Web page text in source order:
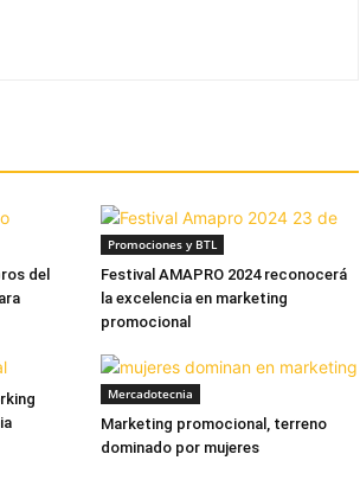
del
Promociones y BTL
Festival AMAPRO 2024 reconocerá
la excelencia en marketing
promocional
Mercadotecnia
Marketing promocional, terreno
dominado por mujeres